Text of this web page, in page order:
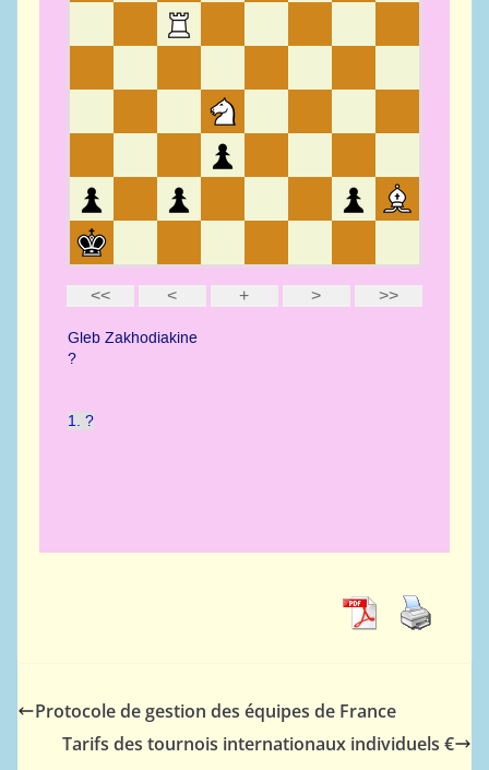
Protocole de gestion des équipes de France
Tarifs des tournois internationaux individuels €